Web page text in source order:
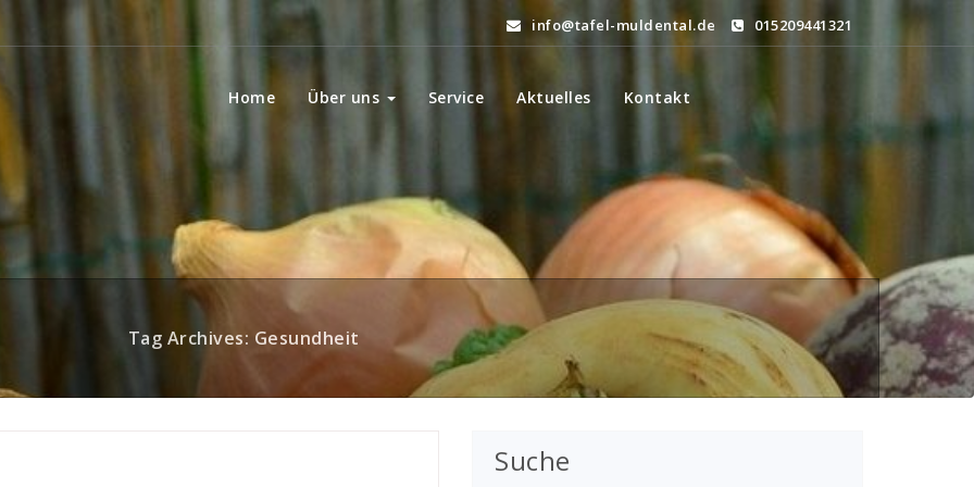
info@tafel-muldental.de 015209441321
Home Über uns Service Aktuelles Kontakt
Tag Archives: Gesundheit
Suche